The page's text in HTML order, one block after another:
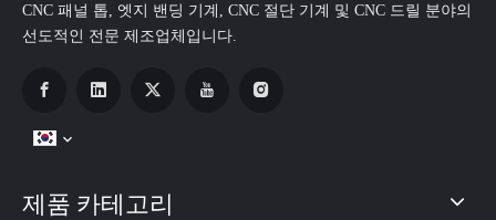
CNC 패널 톱, 엣지 밴딩 기계, CNC 절단 기계 및 CNC 드릴 분야의
선도적인 전문 제조업체입니다.
제품 카테고리